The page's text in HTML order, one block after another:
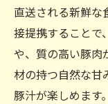
直送される新鮮な
接提携することで
や、質の高い豚肉
材の持つ自然な甘
豚汁が楽しめます